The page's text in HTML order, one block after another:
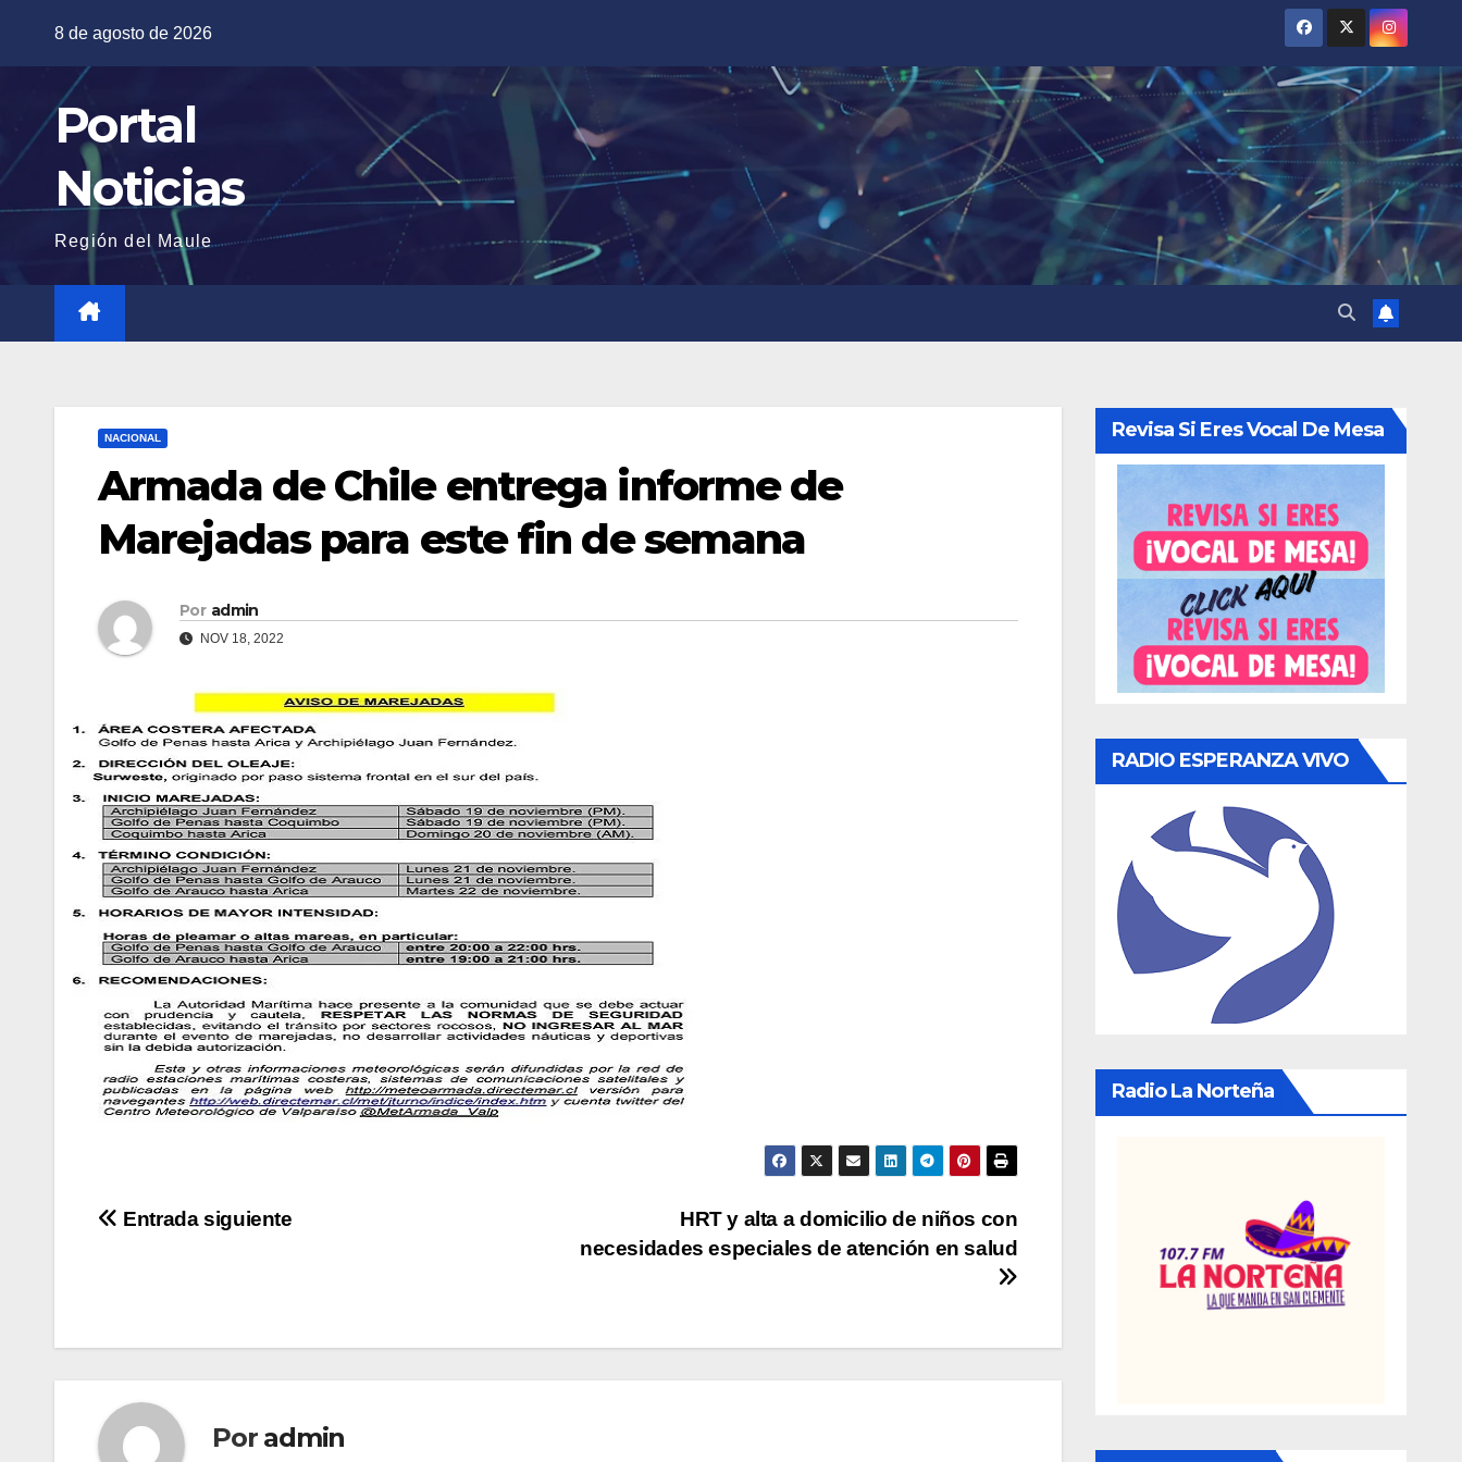
contenido
8 de agosto de 2026
Portal
Noticias
Región del Maule
NACIONAL
Armada de Chile entrega informe de
Marejadas para este fin de semana
Por admin
NOV 18, 2022
Navegación
HRT y alta a domicilio de niños con
necesidades especiales de atención en salud
Entrada siguiente
Por admin
Revisa Si Eres Vocal De Mesa
RADIO ESPERANZA VIVO
Radio La Norteña